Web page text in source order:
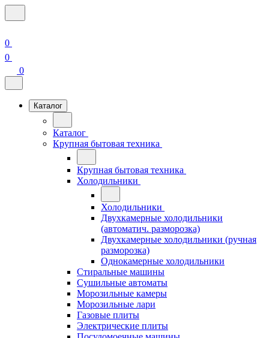
0
0
0
Каталог
Каталог
Крупная бытовая техника
Крупная бытовая техника
Холодильники
Холодильники
Двухкамерные холодильники
(автоматич. разморозка)
Двухкамерные холодильники (ручная
разморозка)
Однокамерные холодильники
Стиральные машины
Сушильные автоматы
Морозильные камеры
Морозильные лари
Газовые плиты
Электрические плиты